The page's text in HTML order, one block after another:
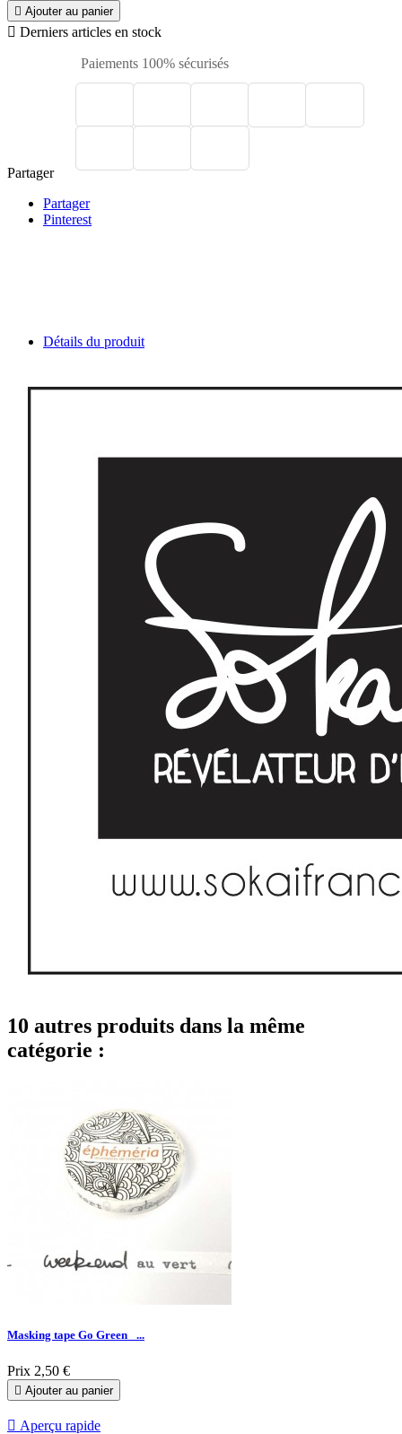
 Ajouter au panier
 Derniers articles en stock
Paiements 100% sécurisés
Partager
Partager
Pinterest
Détails du produit
10 autres produits dans la même
catégorie :
Masking tape Go Green _...
Prix 2,50 €
 Ajouter au panier
 Aperçu rapide